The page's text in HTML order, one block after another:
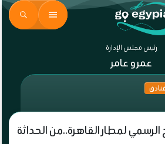
رئيس مجلس الإدارة
عمرو عامر
الرسمي لمطار القاهرة..من الحداثة